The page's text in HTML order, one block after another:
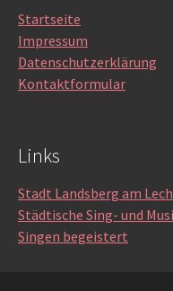
Startseite
Impressum
Datenschutzerklärung
Kontaktformular
Links
Stadt Landsberg am Lech
Städtische Sing- und
Singen begeistert